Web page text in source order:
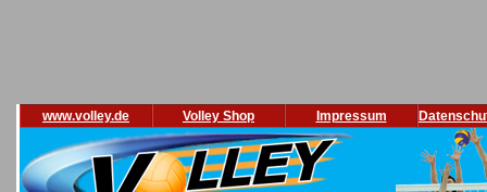
www.volley.de Volley Shop Impressum